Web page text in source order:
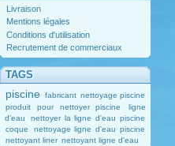
Livraison
Mentions légales
Conditions d'utilisation
Recrutement de commerciaux
TAGS
piscine fabricant nettoyage piscine
produit pour nettoyer piscine
ligne
d'eau
nettoyer la ligne d'eau piscine
coque
nettoyage ligne d'eau piscine
nettoyant liner nettoyant ligne d'eau